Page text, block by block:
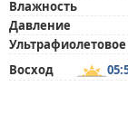
Влажность
Давление
Восход